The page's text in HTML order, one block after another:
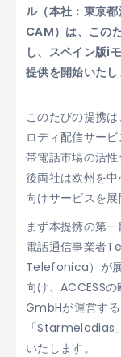
ル（本社：東京
CAM）は、この
し、スペイン版i
提供を開始いたし
このたびの提携
ロディ配信サー
帯電話市場の活
後両社は欧州を
向けサービスを展
まず本提携の第
電話通信事業者
Telefonica）が
向け、ACCESS
GmbHが運営す
「Starmelodias
いたします。